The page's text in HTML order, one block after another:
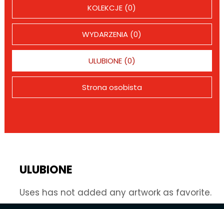
KOLEKCJE (0)
WYDARZENIA (0)
ULUBIONE (0)
Strona osobista
ULUBIONE
Uses has not added any artwork as favorite.